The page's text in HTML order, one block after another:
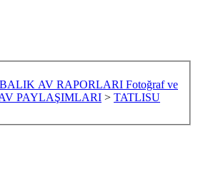
BALIK AV RAPORLARI Fotoğraf ve
PAYLAŞIMLARI > TATLISU